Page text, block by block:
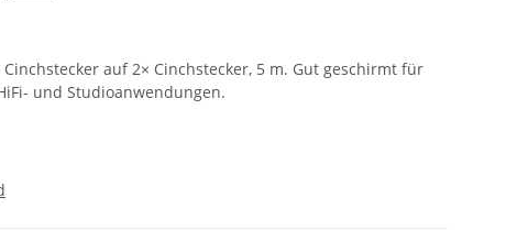
auf 2× Cinchstecker, 5 m. Gut geschirmt für
und Studioanwendungen.